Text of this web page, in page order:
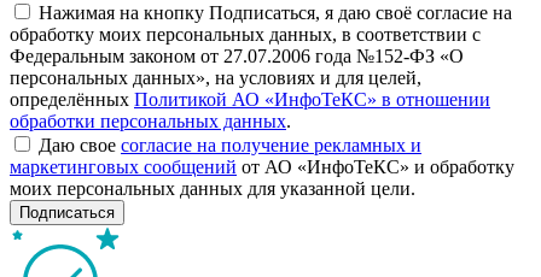
Нажимая на кнопку Подписаться, я даю своё согласие на
обработку моих персональных данных, в соответствии с
Федеральным законом от 27.07.2006 года №152-ФЗ «О
персональных данных», на условиях и для целей,
определённых Политикой АО «ИнфоТеКС» в отношении
обработки персональных данных.
Даю свое согласие на получение рекламных и
маркетинговых сообщений от АО «ИнфоТеКС» и обработку
моих персональных данных для указанной цели.
Подписаться